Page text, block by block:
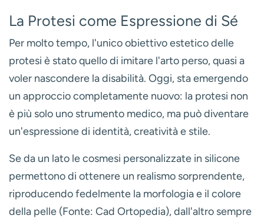
La Protesi come Espressione di Sé
Per molto tempo, l'unico obiettivo estetico delle
protesi è stato quello di imitare l'arto perso, quasi a
voler nascondere la disabilità. Oggi, sta emergendo
un approccio completamente nuovo: la protesi non
è più solo uno strumento medico, ma può diventare
un'espressione di identità, creatività e stile.
Se da un lato lecosmesi personalizzate in silicone
permettono di ottenere un realismo sorprendente,
riproducendo fedelmente la morfologia e il colore
della pelle (Fonte: Cad Ortopedia), dall'altro sempre